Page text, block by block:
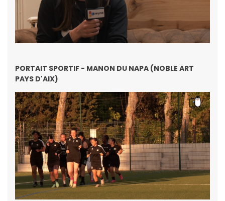
PORTAIT SPORTIF - MANON DU NAPA (NOBLE ART
PAYS D'AIX)